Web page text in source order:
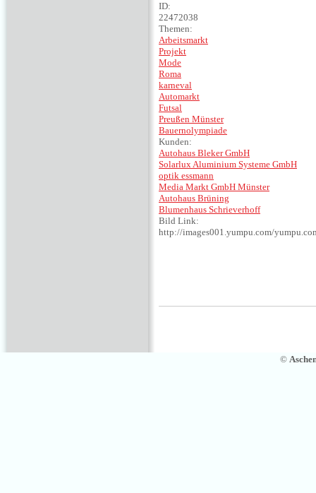
ID:
22472038
Themen:
Arbeitsmarkt
Projekt
Mode
Roma
karneval
Automarkt
Futsal
Preußen Münster
Bauernolympiade
Kunden:
Autohaus Bleker GmbH
Solarlux Aluminium Systeme GmbH
optik essmann
Media Markt GmbH Münster
Autohaus Brüning
Blumenhaus Schrieverhoff
Bild Link:
http://images001.yumpu.com/
©